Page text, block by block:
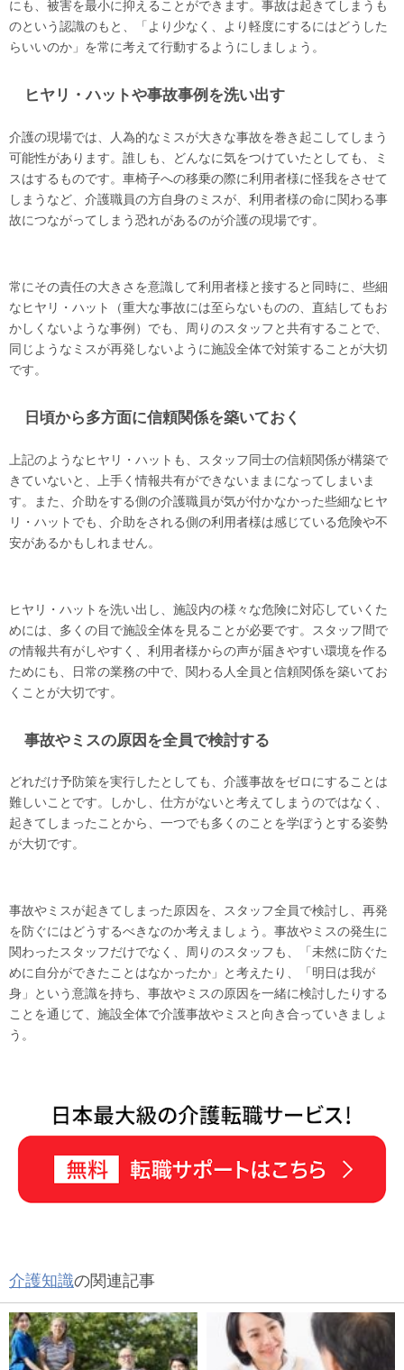
にも、被害を最小に抑えることができます。事故は起きてしまうも
のという認識のもと、「より少なく、より軽度にするにはどうした
らいいのか」を常に考えて行動するようにしましょう。
ヒヤリ・ハットや事故事例を洗い出す
介護の現場では、人為的なミスが大きな事故を巻き起こしてしまう
可能性があります。誰しも、どんなに気をつけていたとしても、ミ
スはするものです。車椅子への移乗の際に利用者様に怪我をさせて
しまうなど、介護職員の方自身のミスが、利用者様の命に関わる事
故につながってしまう恐れがあるのが介護の現場です。
常にその責任の大きさを意識して利用者様と接すると同時に、些細
なヒヤリ・ハット（重大な事故には至らないものの、直結してもお
かしくないような事例）でも、周りのスタッフと共有することで、
同じようなミスが再発しないように施設全体で対策することが大切
です。
日頃から多方面に信頼関係を築いておく
上記のようなヒヤリ・ハットも、スタッフ同士の信頼関係が構築で
きていないと、上手く情報共有ができないままになってしまいま
す。また、介助をする側の介護職員が気が付かなかった些細なヒヤ
リ・ハットでも、介助をされる側の利用者様は感じている危険や不
安があるかもしれません。
ヒヤリ・ハットを洗い出し、施設内の様々な危険に対応していくた
めには、多くの目で施設全体を見ることが必要です。スタッフ間で
の情報共有がしやすく、利用者様からの声が届きやすい環境を作る
ためにも、日常の業務の中で、関わる人全員と信頼関係を築いてお
くことが大切です。
事故やミスの原因を全員で検討する
どれだけ予防策を実行したとしても、介護事故をゼロにすることは
難しいことです。しかし、仕方がないと考えてしまうのではなく、
起きてしまったことから、一つでも多くのことを学ぼうとする姿勢
が大切です。
事故やミスが起きてしまった原因を、スタッフ全員で検討し、再発
を防ぐにはどうするべきなのか考えましょう。事故やミスの発生に
関わったスタッフだけでなく、周りのスタッフも、「未然に防ぐた
めに自分ができたことはなかったか」と考えたり、「明日は我が
身」という意識を持ち、事故やミスの原因を一緒に検討したりする
ことを通じて、施設全体で介護事故やミスと向き合っていきましょ
う。
介護知識の関連記事